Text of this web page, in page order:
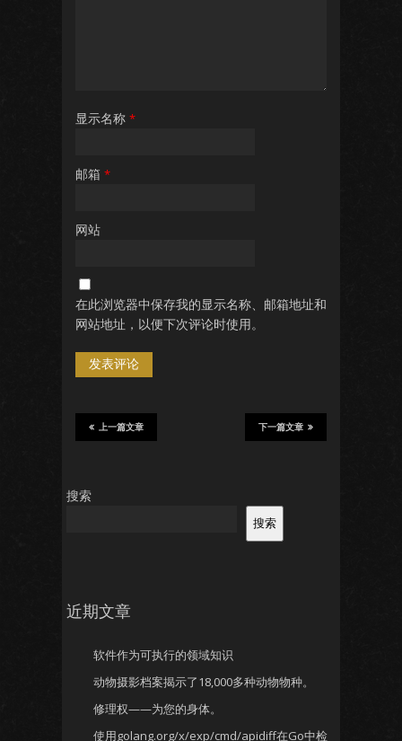
显示名称 *
邮箱 *
网站
在此浏览器中保存我的显示名称、邮箱地址和
网站地址，以便下次评论时使用。
下一篇文章
上一篇文章
搜索
搜索
近期文章
软件作为可执行的领域知识
动物摄影档案揭示了18,000多种动物物种。
修理权——为您的身体。
使用golang.org/x/exp/cmd/apidiff在Go中检